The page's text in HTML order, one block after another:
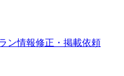
ン情報修正・掲載依頼